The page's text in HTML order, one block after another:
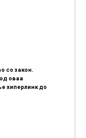
со закон.
оваа
хиперлинк до